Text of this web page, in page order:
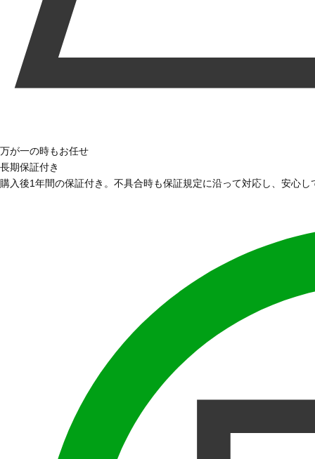
万が一の時もお任せ
長期保証付き
購入後1年間の保証付き。不具合時も保証規定に沿って対応し、安心